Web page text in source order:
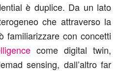
è duplice. Da un lato
che attraverso la
familiarizzare con concetti
come digital twin,
sensing, dall’altro far